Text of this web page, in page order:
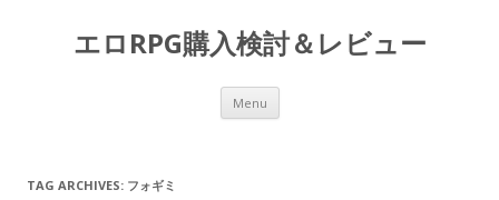
エロRPG購入検討＆レビュー
Menu Skip to content
TAG ARCHIVES: フォギミ